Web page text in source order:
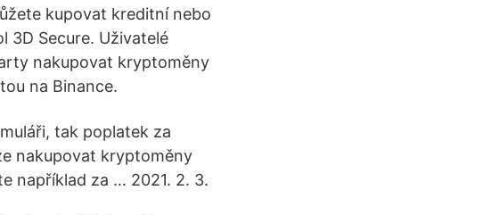
kupovat kreditní nebo
3D Secure. Uživatelé
nakupovat kryptoměny
na Binance.
tak poplatek za
nakupovat kryptoměny
například za … 2021. 2. 3.